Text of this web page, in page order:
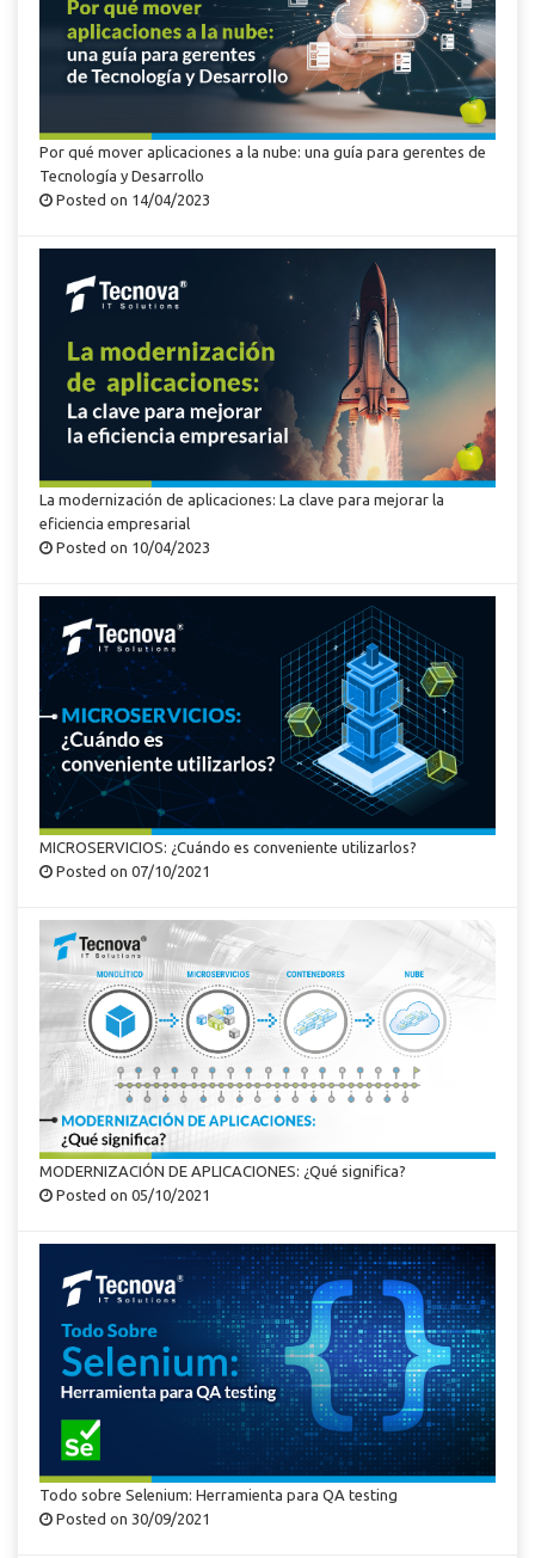
Por qué mover aplicaciones a la nube: una guía para gerentes de
Tecnología y Desarrollo
Posted on 14/04/2023
La modernización de aplicaciones: La clave para mejorar la
eficiencia empresarial
Posted on 10/04/2023
MICROSERVICIOS: ¿Cuándo es conveniente utilizarlos?
Posted on 07/10/2021
MODERNIZACIÓN DE APLICACIONES: ¿Qué significa?
Posted on 05/10/2021
Todo sobre Selenium: Herramienta para QA testing
Posted on 30/09/2021